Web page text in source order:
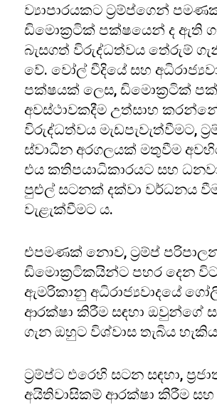
ව්‍යාපාරයකට ට්‍රම්ප්ගෙන්
ඩිමොක්‍රටික් පක්ෂයෙන් ද ඇති
බැසගත් විරුද්ධත්වය තේරුම්
වේ. වෝල් වීදියේ සහ
පක්ෂයක් ලෙස, ඩිමොක්‍රටික්
අවස්ථාවකදීම උත්සාහ
විරුද්ධත්වය මැඩපැවැත්වීමට,
ස්වාධීන අරගලයක් මතුවීම
එය කතිපයාධිකාරයට සහ
පුළුල් සටනක් දක්වා වර්ධනය
වැළැක්වීමට ය.
එපමණක් නොව, ට්‍රම්ප්
ඩිමොක්‍රටිකයින්ට පහර දෙන විට
ඇමරිකානු අධිරාජ්‍යවාදයේ
ආරක්ෂා කිරීම සඳහා ඔවුන්ගේ
ගැන ඔහුට විශ්වාස තැබිය
ට්‍රම්ප්ට එරෙහි සටන සඳහා,
අයිතිවාසිකම් ආරක්ෂා කිරීම සහ